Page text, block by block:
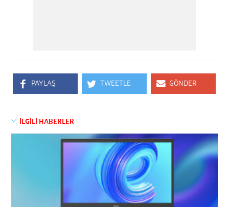
PAYLAŞ TWEETLE GÖNDER
İLGİLİ HABERLER